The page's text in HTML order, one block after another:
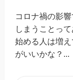
コロナ禍の影
しまうことっ
始める人は増
がいいかな？...